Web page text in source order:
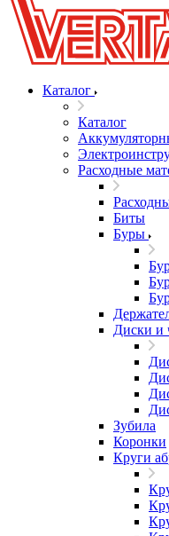
Каталог
Каталог
Расходные
Биты
Буры
Диски
Зубила
Коронки
Круги